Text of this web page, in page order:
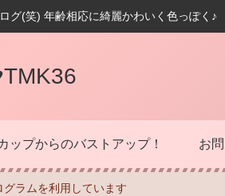
グ(笑) 年齢相応に綺麗かわいく色っぽく♪
ップからのバストアップ！ お
ラムを利用しています